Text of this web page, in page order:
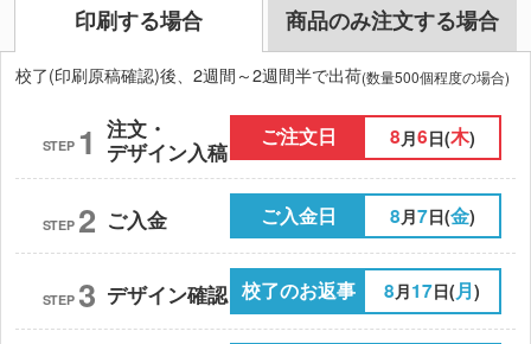
印刷する場合 商品のみ注文する場合
校了(印刷原稿確認)後、2週間～2週間半で出荷(数量500個程度の場合)
STEP 1 注文・
デザイン入稿
ご注文日 8 月6日(木)
STEP 2 ご入金 ご入金日 8月7日(金)
STEP 3 デザイン確認 校了のお返事 8月17日(月)